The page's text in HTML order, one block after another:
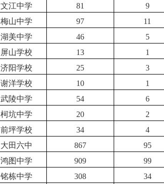
文江中学 81 9
梅山中学 97 11
湖美中学 46 5
屏山学校 13 1
济阳学校 25 3
谢洋学校 10 1
武陵中学 54 6
柯坑中学 20 2
前坪学校 34 4
大田六中 867 95
鸿图中学 909 99
铭栋中学 308 34